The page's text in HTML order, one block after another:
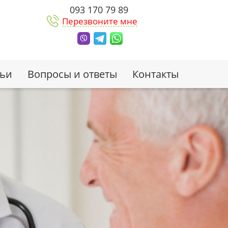
093 170 79 89
Перезвоните мне
Вопросы и ответы Контакты